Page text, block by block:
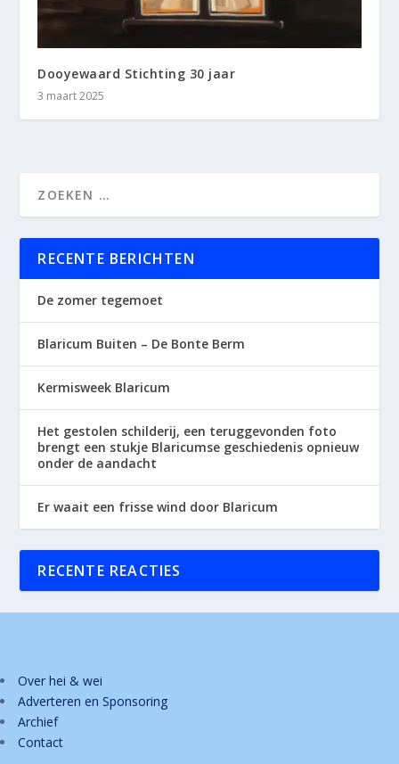
Dooyewaard Stichting 30 jaar
3 maart 2025
RECENTE BERICHTEN
De zomer tegemoet
Blaricum Buiten – De Bonte Berm
Kermisweek Blaricum
Het gestolen schilderij, een teruggevonden foto
brengt een stukje Blaricumse geschiedenis opnieuw
onder de aandacht
Er waait een frisse wind door Blaricum
RECENTE REACTIES
Over hei & wei
Adverteren en Sponsoring
Archief
Contact